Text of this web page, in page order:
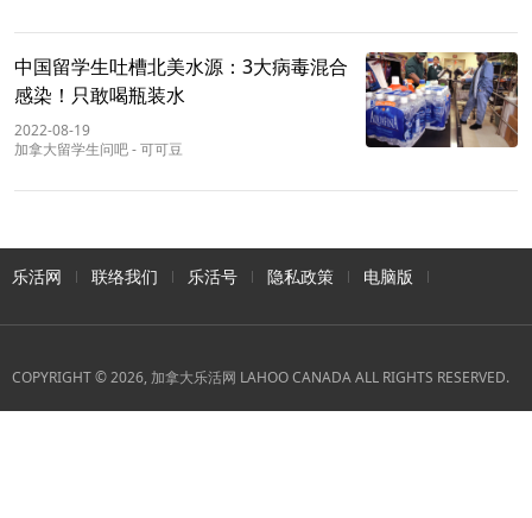
中国留学生吐槽北美水源：3大病毒混合
感染！只敢喝瓶装水
2022-08-19
加拿大留学生问吧-可可豆
乐活网 联络我们 乐活号 隐私政策 电脑版
COPYRIGHT © 2026, 加拿大乐活网 LAHOO CANADA ALL RIGHTS RESERVED.